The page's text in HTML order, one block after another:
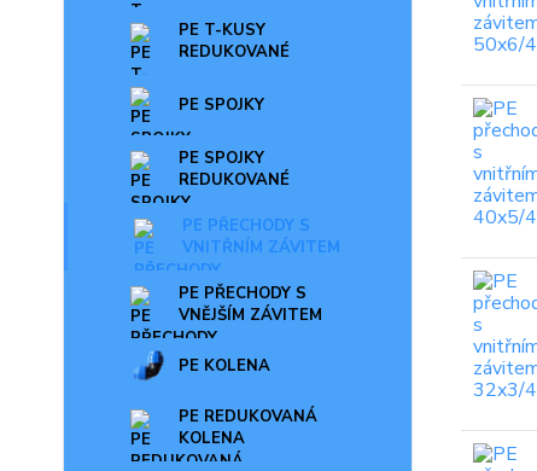
PE T-KUSY
REDUKOVANÉ
PE SPOJKY
PE SPOJKY
REDUKOVANÉ
PE PŘECHODY S
VNITŘNÍM ZÁVITEM
PE PŘECHODY S
VNĚJŠÍM ZÁVITEM
PE KOLENA
PE REDUKOVANÁ
KOLENA